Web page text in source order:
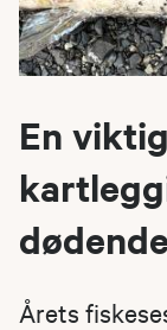
En
Årets